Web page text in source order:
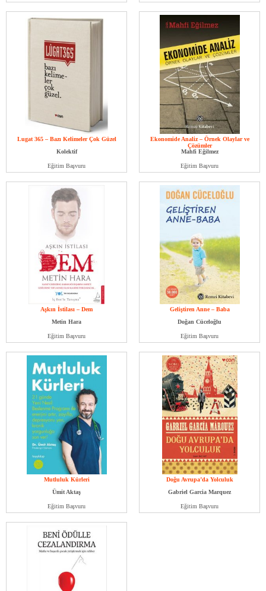
Lugat 365 – Bazı Kelimeler Çok Güzel
Kolektif
Eğitim Başvuru
Ekonomide Analiz – Örnek Olaylar ve
Çözümler
Mahfi Eğilmez
Eğitim Başvuru
Aşkın İstilası – Dem
Metin Hara
Eğitim Başvuru
Geliştiren Anne – Baba
Doğan Cüceloğlu
Eğitim Başvuru
Mutluluk Kürleri
Ümit Aktaş
Eğitim Başvuru
Doğu Avrupa’da Yolculuk
Gabriel Garcia Marquez
Eğitim Başvuru